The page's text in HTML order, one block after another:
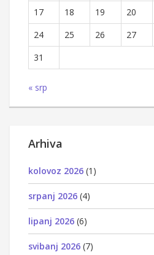
17
18 19 20
24
25 26 27
31
« srp
Arhiva
kolovoz 2026 (1)
srpanj 2026 (4)
lipanj 2026 (6)
svibanj 2026 (7)